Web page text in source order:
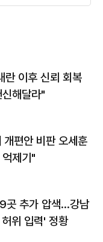
란 이후 신뢰 회복
해달라"
편안 비판 오세훈
제기"
곳 추가 압색…강남
위 입력' 정황